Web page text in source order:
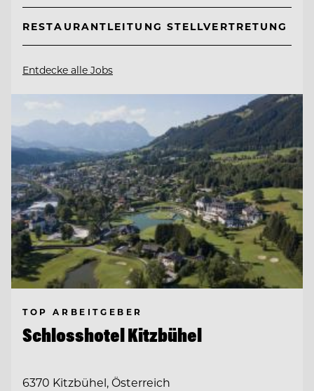
RESTAURANTLEITUNG STELLVERTRETUNG
Entdecke alle Jobs
TOP ARBEITGEBER
Schlosshotel Kitzbühel
6370 Kitzbühel, Österreich